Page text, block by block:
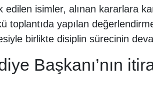
edilen isimler, alınan kararlara
toplantıda yapılan
birlikte disiplin sürecinin
Başkanı’nın